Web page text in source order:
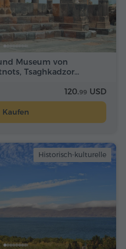
Museum von
Tsaghkadzor…
120.99 USD
Kaufen
Historisch-kulturelle